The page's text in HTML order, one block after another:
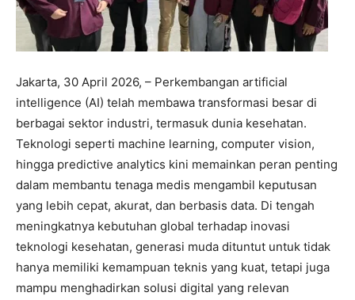
Jakarta, 30 April 2026, – Perkembangan artificial
intelligence (AI) telah membawa transformasi besar di
berbagai sektor industri, termasuk dunia kesehatan.
Teknologi seperti machine learning, computer vision,
hingga predictive analytics kini memainkan peran penting
dalam membantu tenaga medis mengambil keputusan
yang lebih cepat, akurat, dan berbasis data. Di tengah
meningkatnya kebutuhan global terhadap inovasi
teknologi kesehatan, generasi muda dituntut untuk tidak
hanya memiliki kemampuan teknis yang kuat, tetapi juga
mampu menghadirkan solusi digital yang relevan